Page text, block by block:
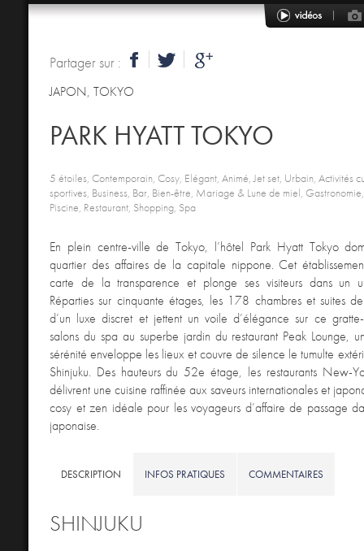
Partager sur :
JAPON, TOKYO
PARK HYATT TOKYO
5 étoiles, Contemporain, Cosy, Elégant, Animé, Jet set, Urbain, Activités
sportives, Business, Bar, Bien-être, Mariage & Lune de miel,
Piscine, Restaurant, Shopping, Spa
En plein centre-ville de Tokyo, l’hôtel Park Hyatt Tokyo
quartier des affaires de la capitale nippone. Cet
carte de la transparence et plonge ses visiteurs dans un
Réparties sur cinquante étages, les 178 chambres et suites de
d’un luxe discret et jettent un voile d’élégance sur ce
salons du spa au superbe jardin du restaurant Peak Lounge,
sérénité enveloppe les lieux et couvre de silence le tumulte
Shinjuku. Des hauteurs du 52e étage, les restaurants New-
délivrent une cuisine raffinée aux saveurs internationales et
cosy et zen idéale pour les voyageurs d’affaire de passage
japonaise.
DESCRIPTION INFOS PRATIQUES COMMENTAIRES
SHINJUKU